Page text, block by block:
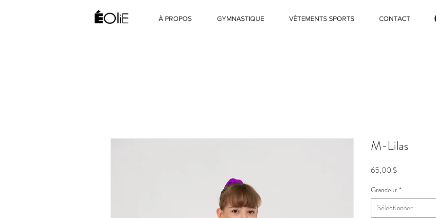
À PROPOS GYMNASTIQUE VÊTEMENTS SPORTS CONTACT
M-Lilas
65,00 $
Grandeur *
Sélectionner